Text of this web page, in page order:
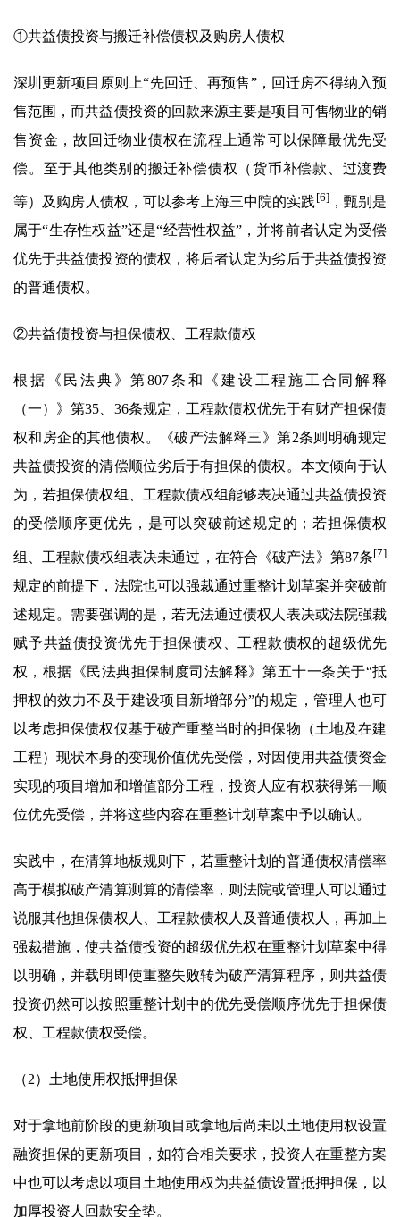
①共益债投资与搬迁补偿债权及购房人债权
深圳更新项目原则上“先回迁、再预售”，回迁房不得纳入预
售范围，而共益债投资的回款来源主要是项目可售物业的销
售资金，故回迁物业债权在流程上通常可以保障最优先受
偿。至于其他类别的搬迁补偿债权（货币补偿款、过渡费
等）及购房人债权，可以参考上海三中院的实践[6]，甄别是
属于“生存性权益”还是“经营性权益”，并将前者认定为受偿
优先于共益债投资的债权，将后者认定为劣后于共益债投资
的普通债权。
②共益债投资与担保债权、工程款债权
根据《民法典》第807条和《建设工程施工合同解释
（一）》第35、36条规定，工程款债权优先于有财产担保债
权和房企的其他债权。《破产法解释三》第2条则明确规定
共益债投资的清偿顺位劣后于有担保的债权。本文倾向于认
为，若担保债权组、工程款债权组能够表决通过共益债投资
的受偿顺序更优先，是可以突破前述规定的；若担保债权
组、工程款债权组表决未通过，在符合《破产法》第87条[7]
规定的前提下，法院也可以强裁通过重整计划草案并突破前
述规定。需要强调的是，若无法通过债权人表决或法院强裁
赋予共益债投资优先于担保债权、工程款债权的超级优先
权，根据《民法典担保制度司法解释》第五十一条关于“抵
押权的效力不及于建设项目新增部分”的规定，管理人也可
以考虑担保债权仅基于破产重整当时的担保物（土地及在建
工程）现状本身的变现价值优先受偿，对因使用共益债资金
实现的项目增加和增值部分工程，投资人应有权获得第一顺
位优先受偿，并将这些内容在重整计划草案中予以确认。
实践中，在清算地板规则下，若重整计划的普通债权清偿率
高于模拟破产清算测算的清偿率，则法院或管理人可以通过
说服其他担保债权人、工程款债权人及普通债权人，再加上
强裁措施，使共益债投资的超级优先权在重整计划草案中得
以明确，并载明即使重整失败转为破产清算程序，则共益债
投资仍然可以按照重整计划中的优先受偿顺序优先于担保债
权、工程款债权受偿。
（2）土地使用权抵押担保
对于拿地前阶段的更新项目或拿地后尚未以土地使用权设置
融资担保的更新项目，如符合相关要求，投资人在重整方案
中也可以考虑以项目土地使用权为共益债设置抵押担保，以
加厚投资人回款安全垫。